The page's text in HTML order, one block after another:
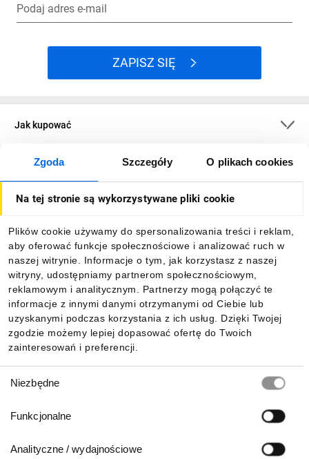
Zgoda Szczegóły O plikach cookies
Na tej stronie są wykorzystywane pliki cookie
Plików cookie używamy do spersonalizowania treści i reklam,
aby oferować funkcje społecznościowe i analizować ruch w
naszej witrynie. Informacje o tym, jak korzystasz z naszej
witryny, udostępniamy partnerom społecznościowym,
reklamowym i analitycznym. Partnerzy mogą połączyć te
informacje z innymi danymi otrzymanymi od Ciebie lub
uzyskanymi podczas korzystania z ich usług. Dzięki Twojej
zgodzie możemy lepiej dopasować ofertę do Twoich
zainteresowań i preferencji.
zgody
Niezbędne
Funkcjonalne
Analityczne / wydajnościowe
Podaj adres e-mail
ZAPISZ SIĘ
Jak kupować
O firmie
Informacje
Pobierz naszą aplikację mobilną: